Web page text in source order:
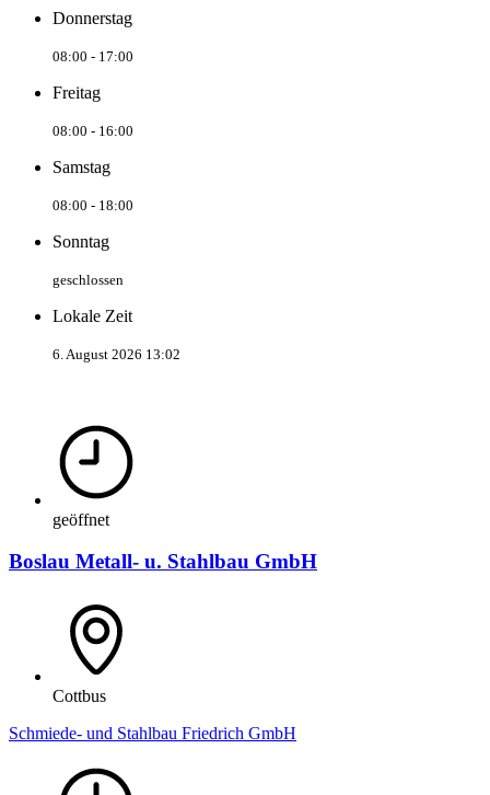
Donnerstag
08:00 - 17:00
Freitag
08:00 - 16:00
Samstag
08:00 - 18:00
Sonntag
geschlossen
Lokale Zeit
6. August 2026 13:02
geöffnet
Boslau Metall- u. Stahlbau GmbH
Cottbus
Schmiede- und Stahlbau Friedrich GmbH